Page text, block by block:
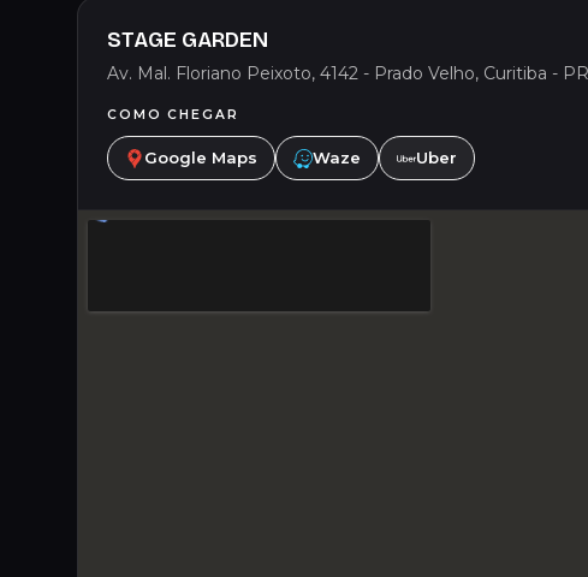
STAGE GARDEN
Av. Mal. Floriano Peixoto, 4142 - Prado Velho, Curitiba -
COMO CHEGAR
Google Maps Waze Uber